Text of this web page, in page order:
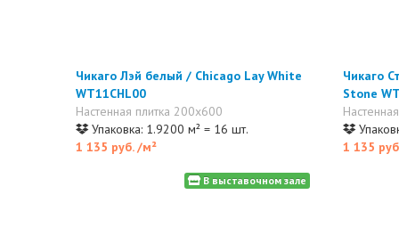
Чикаго Лэй белый / Chicago Lay White
WT11CHL00
Настенная плитка 200x600
Упаковка: 1.9200 м² = 16 шт.
1 135 руб./м²
Чикаго
Stone
1 135
В выставочном зале